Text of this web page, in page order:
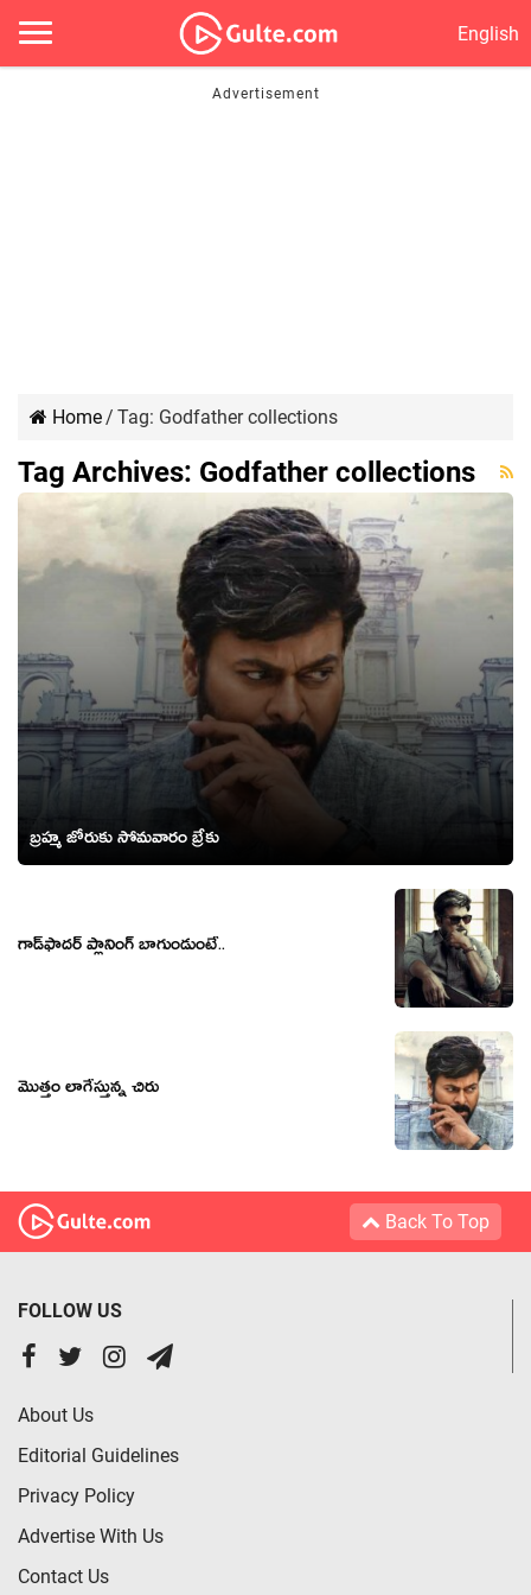
English
Home/ Tag: Godfather collections
Tag Archives: Godfather collections
బ్రహ్మ జోరుకు సోమవారం బ్రేకు
గాడ్‌ఫాద‌ర్ ప్లానింగ్ బాగుండుంటే..
మొత్తం లాగేస్తున్న చిరు
Back To Top
FOLLOW US
About Us
Editorial Guidelines
Privacy Policy
Advertise With Us
Contact Us